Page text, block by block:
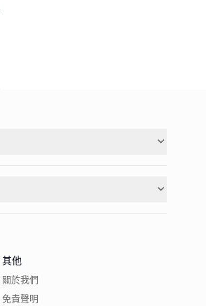
其他
關於我們
免責聲明